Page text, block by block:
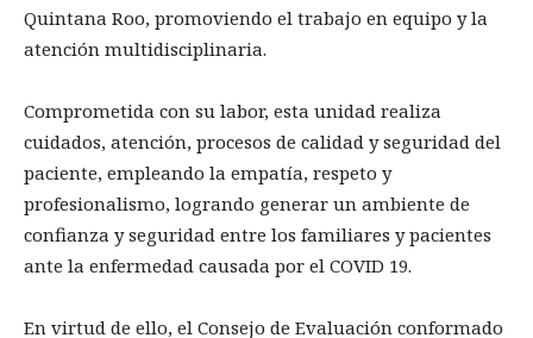
Quintana Roo, promoviendo el trabajo en equipo y la
atención multidisciplinaria.
Comprometida con su labor, esta unidad realiza
cuidados, atención, procesos de calidad y seguridad del
paciente, empleando la empatía, respeto y
profesionalismo, logrando generar un ambiente de
confianza y seguridad entre los familiares y pacientes
ante la enfermedad causada por el COVID 19.
En virtud de ello, el Consejo de Evaluación conformado